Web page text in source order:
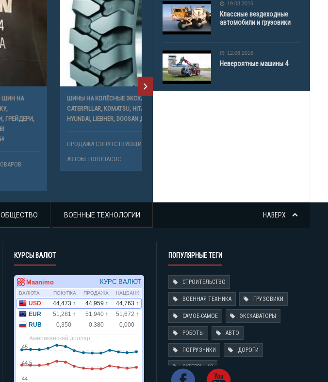
ШИНЫ НА КОЛЁСНЫЕ ЭКСКАВАТОРЫ ATLAS,
CATERPILLAR, KOMATSU, HITACHI, VOLVO,
HYUNDAI, LIEBHER, DOOSAN ДР.
ПРОДАЖА СОПУТСТВУЮЩИХ ТОВАРОВ
19.08.2016
Классные вездеходные
автомобили и грузовики
12.08.2016
Невероятные машины 4
НАВЕРХ
ОБЩЕСТВО ВОЕННЫЕ ТЕХНОЛОГИИ
КУРСЫ ВАЛЮТ ПОПУЛЯРНЫЕ ТЕГИ
СТРОИТЕЛЬСТВО
ВОЕННАЯ ТЕХНИКА ГРУЗОВИКИ
САМОЕ-САМОЕ ЭКСКАВАТОРЫ
РОБОТЫ АВТО
ПОГРУЗЧИКИ ДОРОГИ
CATERPILLAR